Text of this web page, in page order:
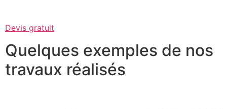
Devis gratuit
Quelques exemples de nos
travaux réalisés